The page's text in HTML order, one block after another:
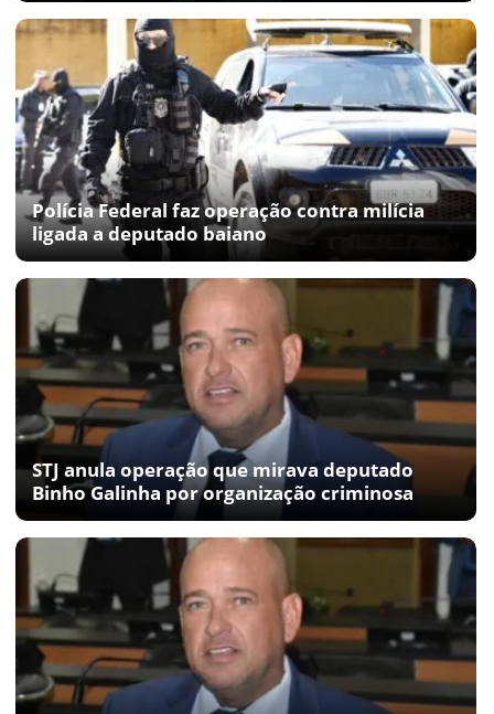
Polícia Federal faz operação contra milícia
ligada a deputado baiano
STJ anula operação que mirava deputado
Binho Galinha por organização criminosa